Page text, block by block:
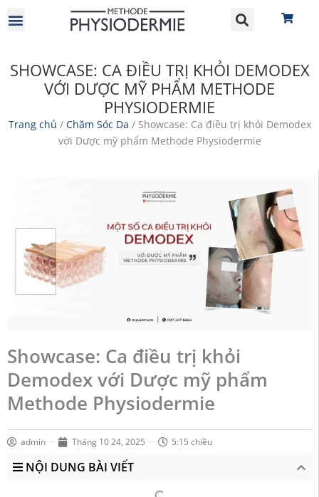
SHOWCASE: CA ĐIỀU TRỊ KHỎI DEMODEX
VỚI DƯỢC MỸ PHẨM METHODE
PHYSIODERMIE
Trang chủ / Chăm Sóc Da / Showcase: Ca điều trị khỏi Demodex
với Dược mỹ phẩm Methode Physiodermie
Showcase: Ca điều trị khỏi
Demodex với Dược mỹ phẩm
Methode Physiodermie
admin Tháng 10 24, 2025 5:15 chiều
NỘI DUNG BÀI VIẾT